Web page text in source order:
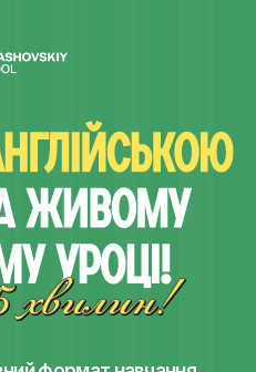
формат навчання
School